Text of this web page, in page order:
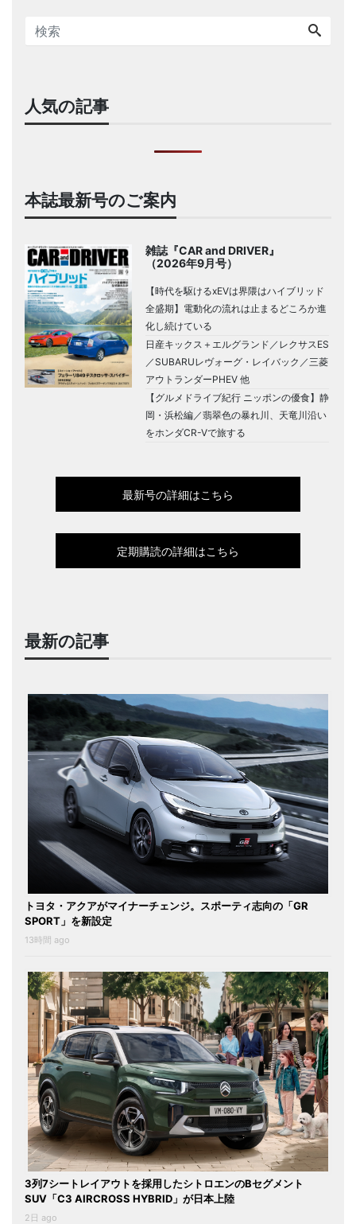
人気の記事
本誌最新号のご案内
雑誌『CAR and DRIVER』
（2026年9月号）
【時代を駆けるxEVは界隈はハイブリッド
全盛期】電動化の流れは止まるどころか進
化し続けている
日産キックス＋エルグランド／レクサスES
／SUBARUレヴォーグ・レイバック／三菱
アウトランダーPHEV 他
【グルメドライブ紀行 ニッポンの優食】静
岡・浜松編／翡翠色の暴れ川、天竜川沿い
をホンダCR-Vで旅する
最新号の詳細はこちら
定期購読の詳細はこちら
最新の記事
トヨタ・アクアがマイナーチェンジ。スポーティ志向の「GR
SPORT」を新設定
13時間 ago
3列7シートレイアウトを採用したシトロエンのBセグメント
SUV「C3 AIRCROSS HYBRID」が日本上陸
2日 ago